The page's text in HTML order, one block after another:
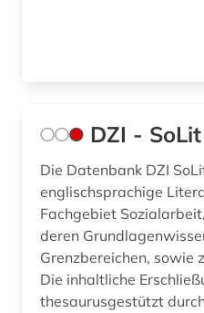
DZI - SoLit
Die Datenbank DZI
englischsprachige
Fachgebiet
deren
Grenzbereichen, sowie
Die inhaltliche
thesaurusgestützt